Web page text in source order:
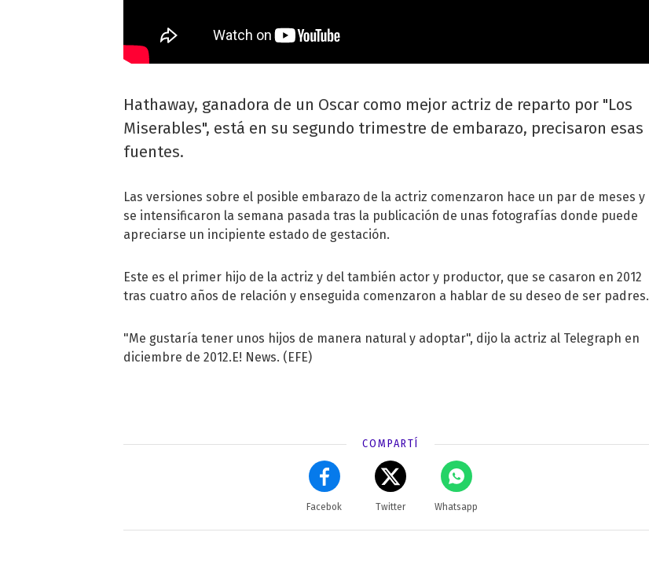
Hathaway, ganadora de un Oscar como mejor actriz de reparto por "Los
Miserables", está en su segundo trimestre de embarazo, precisaron esas
fuentes.
Las versiones sobre el posible embarazo de la actriz comenzaron hace un par de meses y
se intensificaron la semana pasada tras la publicación de unas fotografías donde puede
apreciarse un incipiente estado de gestación.
Este es el primer hijo de la actriz y del también actor y productor, que se casaron en 2012
tras cuatro años de relación y enseguida comenzaron a hablar de su deseo de ser padres.
"Me gustaría tener unos hijos de manera natural y adoptar", dijo la actriz al Telegraph en
diciembre de 2012.E! News. (EFE)
COMPARTÍ
Facebok Twitter Whatsapp